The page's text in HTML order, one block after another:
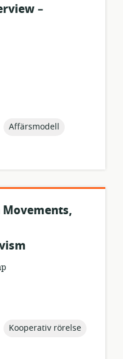
–
topic:
Affärsmodell
topic:
Kooperativ rörelse